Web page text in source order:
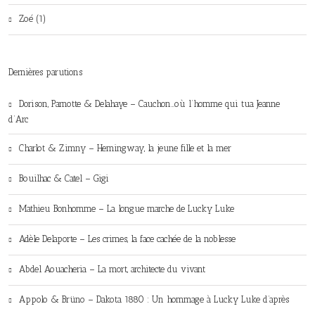
Zoé (1)
Dernières parutions
Dorison, Parnotte & Delahaye – Cauchon…où l’homme qui tua Jeanne
d’Arc
Charlot & Zimny – Hemingway, la jeune fille et la mer
Bouilhac & Catel – Gigi
Mathieu Bonhomme – La longue marche de Lucky Luke
Adèle Delaporte – Les crimes, la face cachée de la noblesse
Abdel Aouacheria – La mort, architecte du vivant
Appolo & Brüno – Dakota 1880 : Un hommage à Lucky Luke d’après